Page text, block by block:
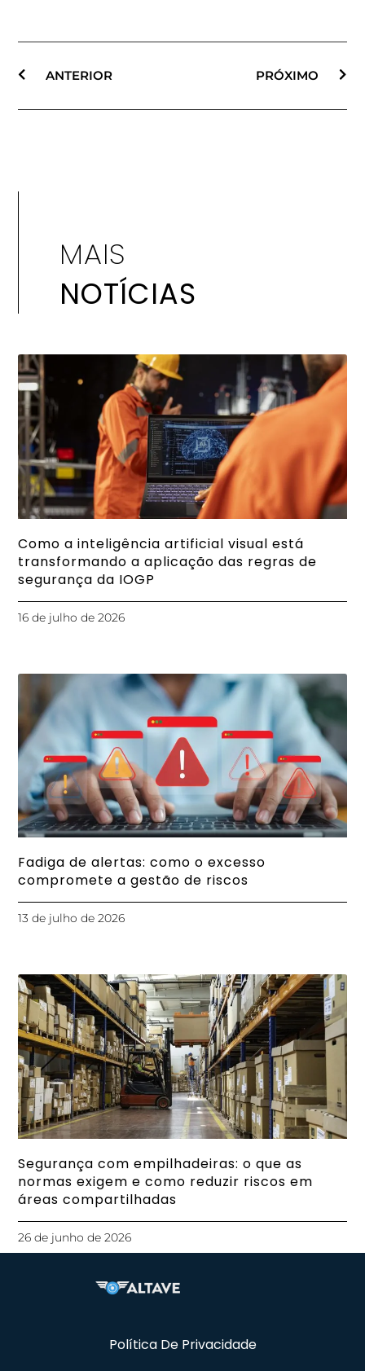
ANTERIOR PRÓXIMO
MAIS
NOTÍCIAS
Como a inteligência artificial visual está
transformando a aplicação das regras de
segurança da IOGP
16 de julho de 2026
Fadiga de alertas: como o excesso
compromete a gestão de riscos
13 de julho de 2026
Segurança com empilhadeiras: o que as
normas exigem e como reduzir riscos em
áreas compartilhadas
26 de junho de 2026
Política De Privacidade